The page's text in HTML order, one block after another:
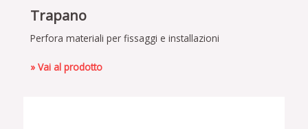
Trapano
Perfora materiali per fissaggi e installazioni
» Vai al prodotto